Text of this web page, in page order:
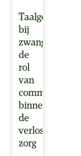
Taalgebruik
bij
de
rol
van
communicatie
binnen
de
verloskundige
zorg